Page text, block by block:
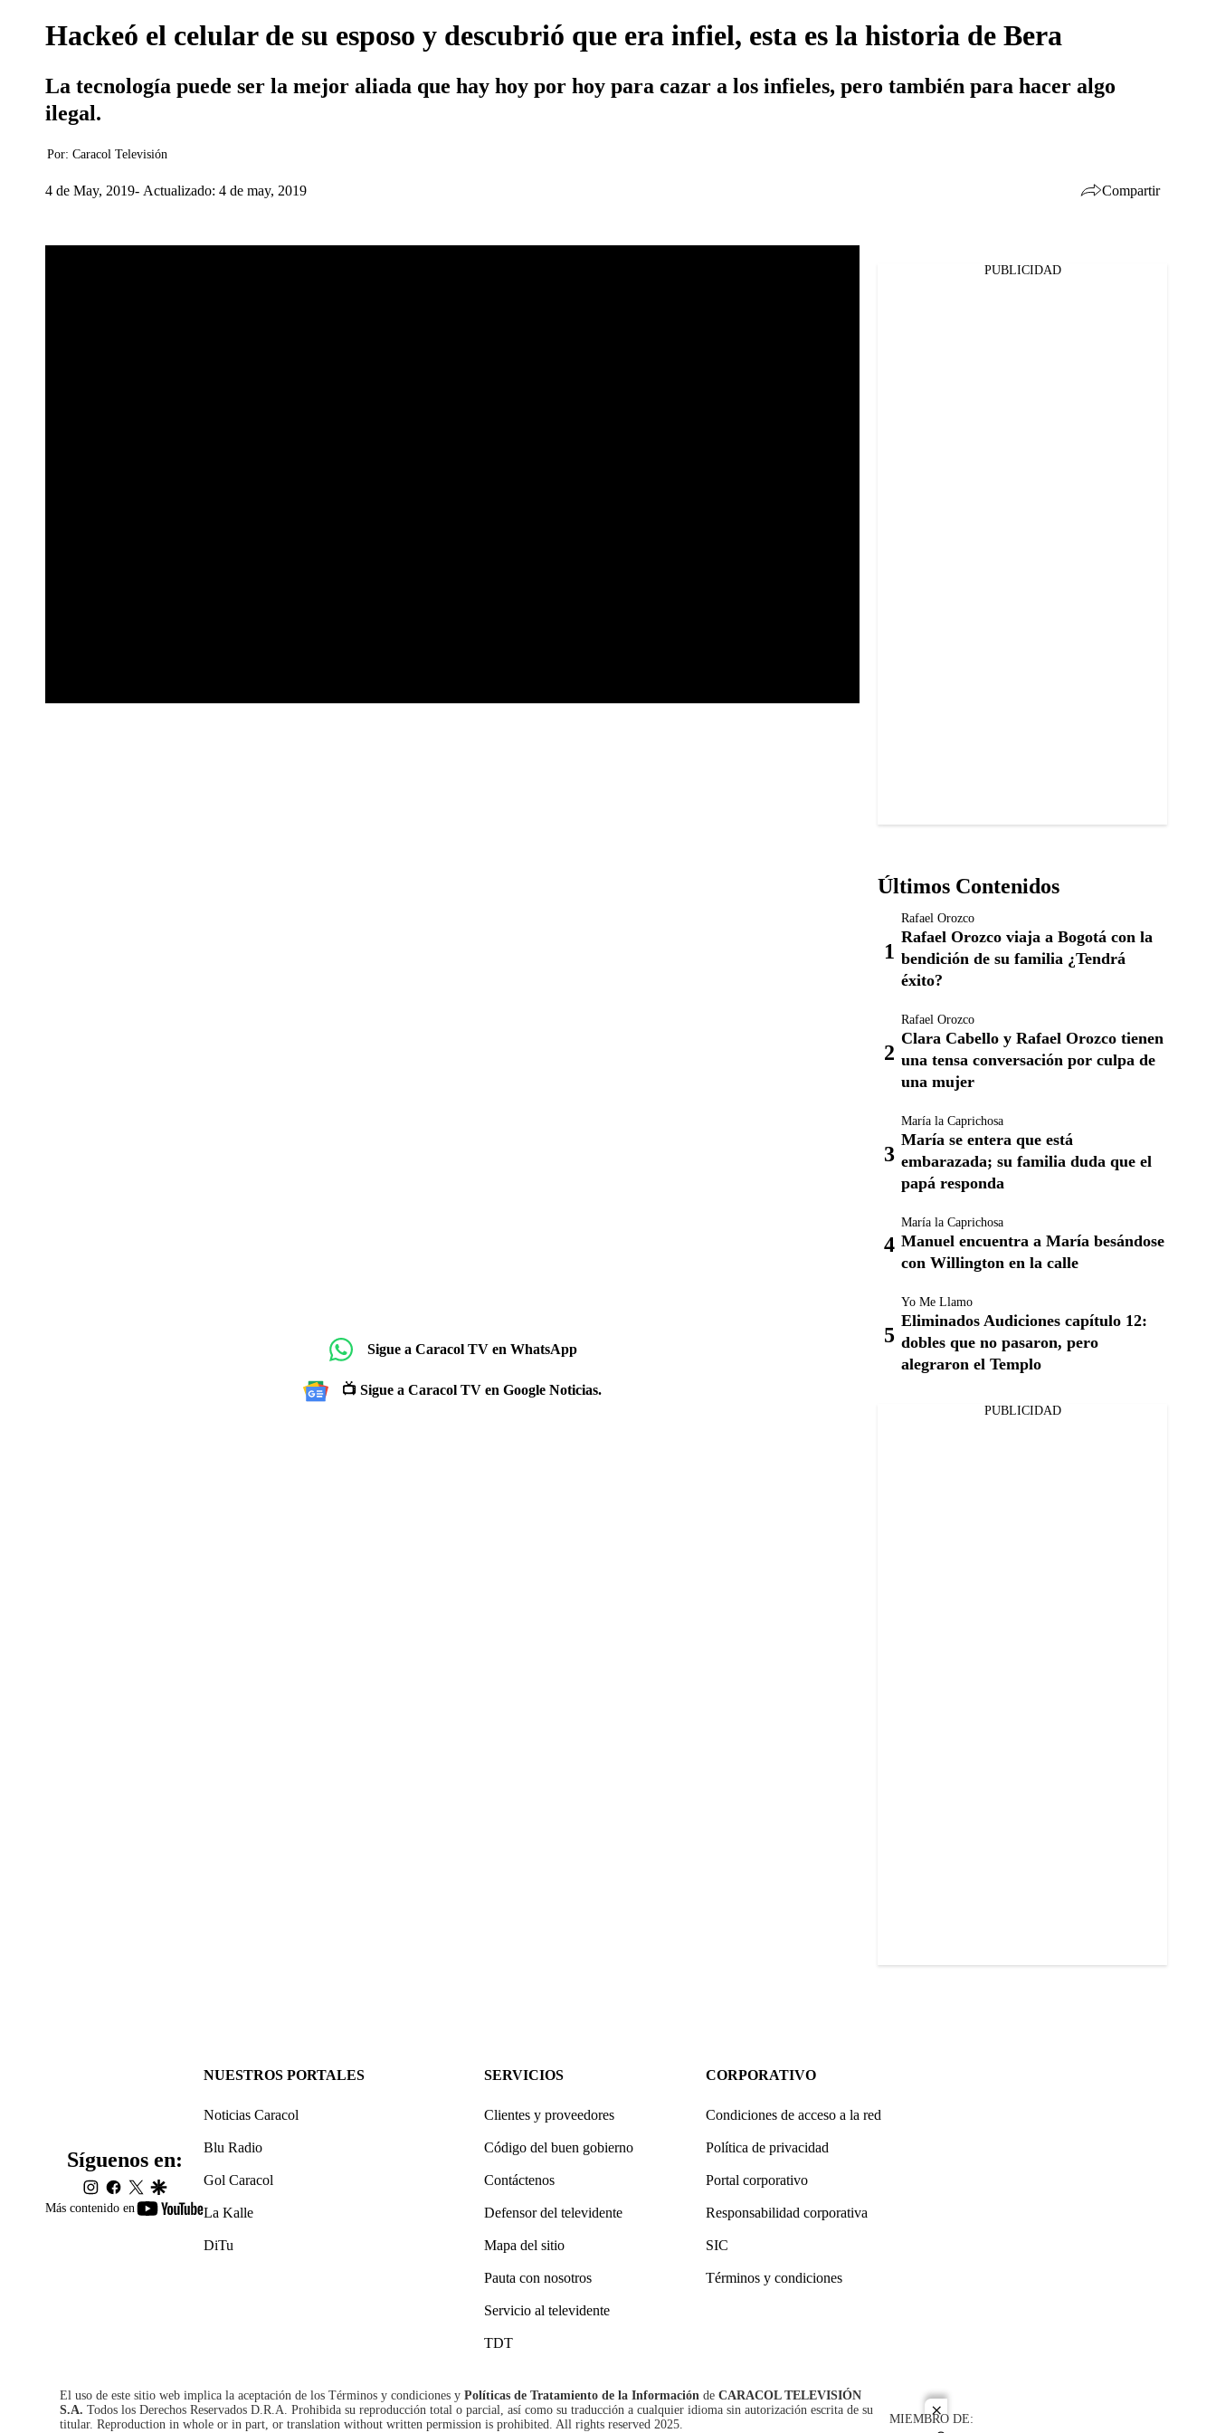
close
Hackeó el celular de su esposo y descubrió que era infiel, esta es la historia de Bera
La tecnología puede ser la mejor aliada que hay hoy por hoy para cazar a los infieles, pero también para hacer algo
ilegal.
Por: Caracol Televisión
4 de May, 2019 Actualizado: 4 de may, 2019 Compartir
Sigue a Caracol TV en WhatsApp
📺 Sigue a Caracol TV en Google Noticias.
PUBLICIDAD
Últimos Contenidos
Rafael Orozco
Rafael Orozco viaja a Bogotá con la
bendición de su familia ¿Tendrá
éxito?
Rafael Orozco
Clara Cabello y Rafael Orozco tienen
una tensa conversación por culpa de
una mujer
María la Caprichosa
María se entera que está
embarazada; su familia duda que el
papá responda
María la Caprichosa
Manuel encuentra a María besándose
con Willington en la calle
Yo Me Llamo
Eliminados Audiciones capítulo 12:
dobles que no pasaron, pero
alegraron el Templo
PUBLICIDAD
Más contenido en
youtube-
Síguenos en:
instagram
facebook
twittergoogle
NUESTROS PORTALES
Noticias Caracol
Blu Radio
Gol Caracol
La Kalle
DiTu
SERVICIOS
Clientes y proveedores
Código del buen gobierno
Contáctenos
Defensor del televidente
Mapa del sitio
Pauta con nosotros
Servicio al televidente
TDT
CORPORATIVO
Condiciones de acceso a la red
Política de privacidad
Portal corporativo
Responsabilidad corporativa
SIC
Términos y condiciones
El uso de este sitio web implica la aceptación de los Términos y condiciones y Políticas de Tratamiento de la Información de CARACOL TELEVISIÓN
S.A. Todos los Derechos Reservados D.R.A. Prohibida su reproducción total o parcial, así como su traducción a cualquier idioma sin autorización escrita de su
titular. Reproduction in whole or in part, or translation without written permission is prohibited. All rights reserved 2025.
MIEMBRO DE: